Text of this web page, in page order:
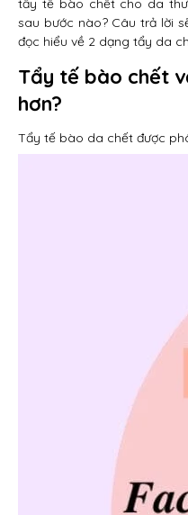
tẩy tế bào chết cho da
sau bước nào? Câu trả lời
đọc hiểu về 2 dạng tẩy da
Tẩy tế bào chết
hơn?
Tẩy tế bào da chết được